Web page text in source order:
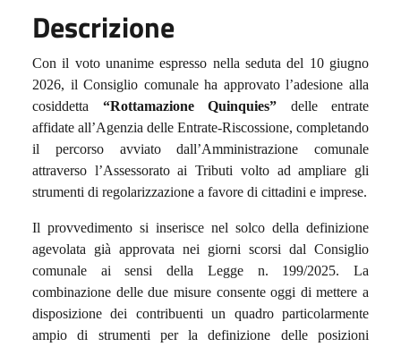
Descrizione
Con il voto unanime espresso nella seduta del 10 giugno
2026, il Consiglio comunale ha approvato l’adesione alla
cosiddetta “Rottamazione Quinquies” delle entrate
affidate all’Agenzia delle Entrate-Riscossione, completando
il percorso avviato dall’Amministrazione comunale
attraverso l’Assessorato ai Tributi volto ad ampliare gli
strumenti di regolarizzazione a favore di cittadini e imprese.
Il provvedimento si inserisce nel solco della definizione
agevolata già approvata nei giorni scorsi dal Consiglio
comunale ai sensi della Legge n. 199/2025. La
combinazione delle due misure consente oggi di mettere a
disposizione dei contribuenti un quadro particolarmente
ampio di strumenti per la definizione delle posizioni